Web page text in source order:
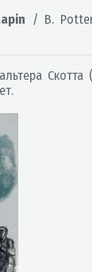
/ B.
Скотта